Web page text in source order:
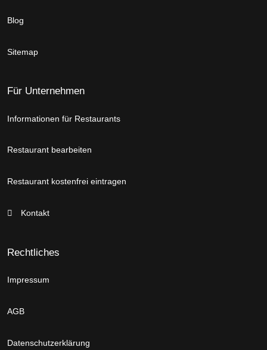
Blog
Sitemap
Für Unternehmen
Informationen für Restaurants
Restaurant bearbeiten
Restaurant kostenfrei eintragen
Kontakt
Rechtliches
Impressum
AGB
Datenschutzerklärung